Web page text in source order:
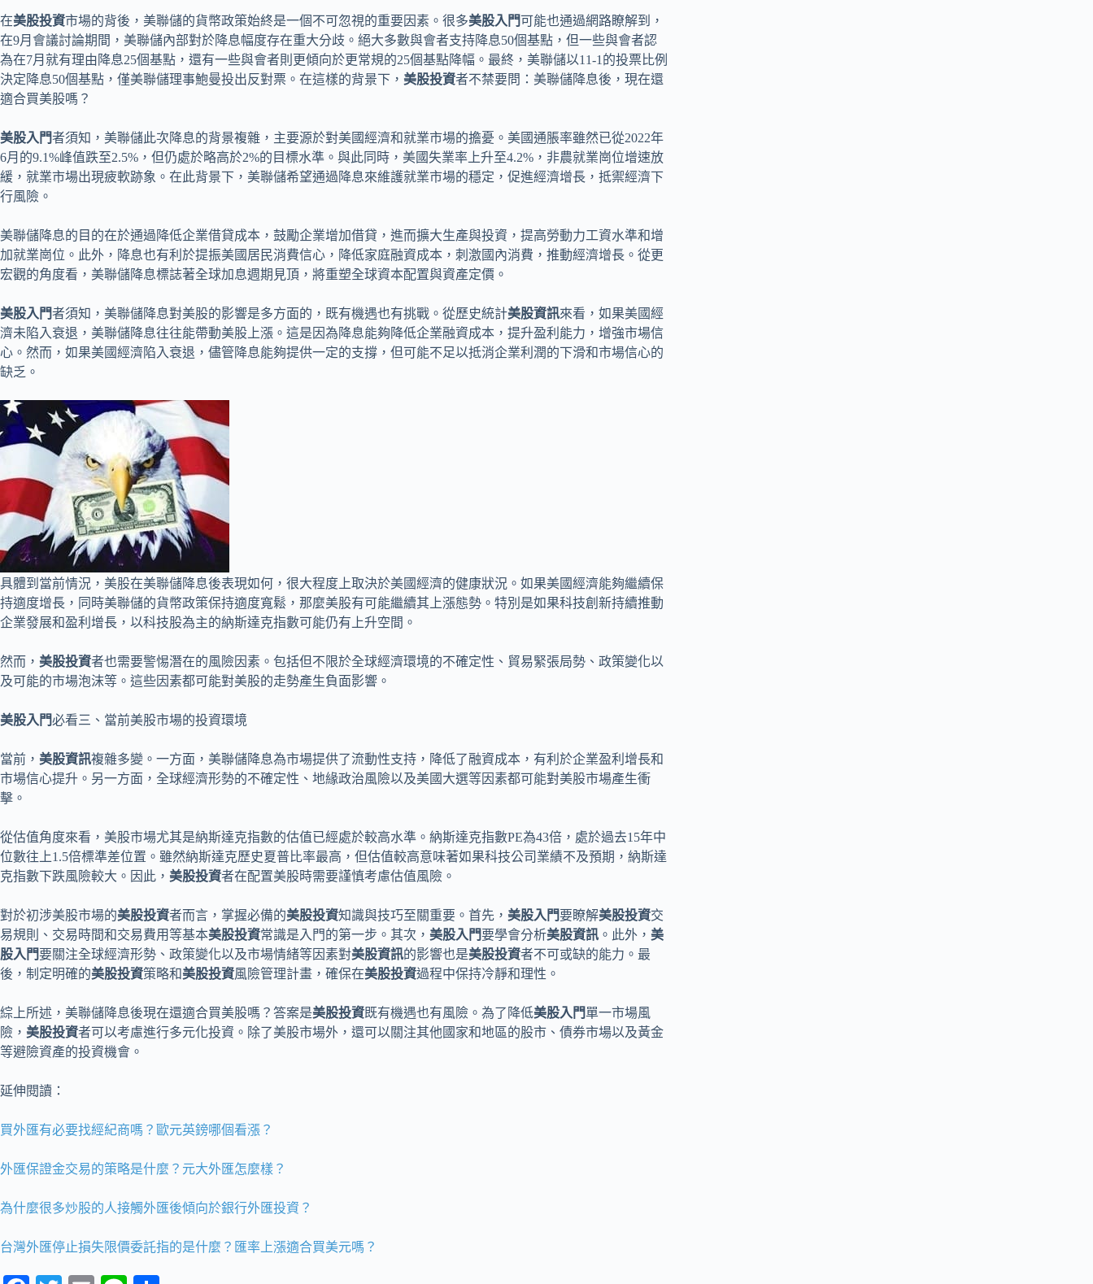
在美股投資市場的背後，美聯儲的貨幣政策始終是一個不可忽視的重要因素。很多美股入門可能也通過網路瞭解到，
在9月會議討論期間，美聯儲內部對於降息幅度存在重大分歧。絕大多數與會者支持降息50個基點，但一些與會者認
為在7月就有理由降息25個基點，還有一些與會者則更傾向於更常規的25個基點降幅。最終，美聯儲以11-1的投票比例
決定降息50個基點，僅美聯儲理事鮑曼投出反對票。在這樣的背景下， 美股投資者不禁要問：美聯儲降息後，現在還
適合買美股嗎？
美股入門者須知，美聯儲此次降息的背景複雜，主要源於對美國經濟和就業市場的擔憂。美國通脹率雖然已從2022年
6月的9.1%峰值跌至2.5%，但仍處於略高於2%的目標水準。與此同時，美國失業率上升至4.2%，非農就業崗位增速放
緩，就業市場出現疲軟跡象。在此背景下，美聯儲希望通過降息來維護就業市場的穩定，促進經濟增長，抵禦經濟下
行風險。
美聯儲降息的目的在於通過降低企業借貸成本，鼓勵企業增加借貸，進而擴大生產與投資，提高勞動力工資水準和增
加就業崗位。此外，降息也有利於提振美國居民消費信心，降低家庭融資成本，刺激國內消費，推動經濟增長。從更
宏觀的角度看，美聯儲降息標誌著全球加息週期見頂，將重塑全球資本配置與資產定價。
美股入門者須知，美聯儲降息對美股的影響是多方面的，既有機遇也有挑戰。從歷史統計美股資訊來看，如果美國經
濟未陷入衰退，美聯儲降息往往能帶動美股上漲。這是因為降息能夠降低企業融資成本，提升盈利能力，增強市場信
心。然而，如果美國經濟陷入衰退，儘管降息能夠提供一定的支撐，但可能不足以抵消企業利潤的下滑和市場信心的
缺乏。
具體到當前情況，美股在美聯儲降息後表現如何，很大程度上取決於美國經濟的健康狀況。如果美國經濟能夠繼續保
持適度增長，同時美聯儲的貨幣政策保持適度寬鬆，那麼美股有可能繼續其上漲態勢。特別是如果科技創新持續推動
企業發展和盈利增長，以科技股為主的納斯達克指數可能仍有上升空間。
然而， 美股投資者也需要警惕潛在的風險因素。包括但不限於全球經濟環境的不確定性、貿易緊張局勢、政策變化以
及可能的市場泡沫等。這些因素都可能對美股的走勢產生負面影響。
美股入門必看三、當前美股市場的投資環境
當前， 美股資訊複雜多變。一方面，美聯儲降息為市場提供了流動性支持，降低了融資成本，有利於企業盈利增長和
市場信心提升。另一方面，全球經濟形勢的不確定性、地緣政治風險以及美國大選等因素都可能對美股市場產生衝
擊。
從估值角度來看，美股市場尤其是納斯達克指數的估值已經處於較高水準。納斯達克指數PE為43倍，處於過去15年中
位數往上1.5倍標準差位置。雖然納斯達克歷史夏普比率最高，但估值較高意味著如果科技公司業績不及預期，納斯達
克指數下跌風險較大。因此， 美股投資者在配置美股時需要謹慎考慮估值風險。
對於初涉美股市場的美股投資者而言，掌握必備的美股投資知識與技巧至關重要。首先， 美股入門要瞭解美股投資交
易規則、交易時間和交易費用等基本美股投資常識是入門的第一步。其次， 美股入門要學會分析美股資訊 。此外， 美
股入門要關注全球經濟形勢、政策變化以及市場情緒等因素對美股資訊的影響也是美股投資者不可或缺的能力。最
後，制定明確的美股投資策略和美股投資風險管理計畫，確保在美股投資過程中保持冷靜和理性。
綜上所述，美聯儲降息後現在還適合買美股嗎？答案是美股投資既有機遇也有風險。為了降低美股入門單一市場風
險， 美股投資者可以考慮進行多元化投資。除了美股市場外，還可以關注其他國家和地區的股市、債券市場以及黃金
等避險資產的投資機會。
延伸閱讀：
買外匯有必要找經紀商嗎？歐元英鎊哪個看漲？
外匯保證金交易的策略是什麼？元大外匯怎麼樣？
為什麼很多炒股的人接觸外匯後傾向於銀行外匯投資？
台灣外匯停止損失限價委託指的是什麼？匯率上漲適合買美元嗎？